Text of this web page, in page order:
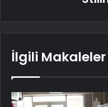
İlgili Makaleler